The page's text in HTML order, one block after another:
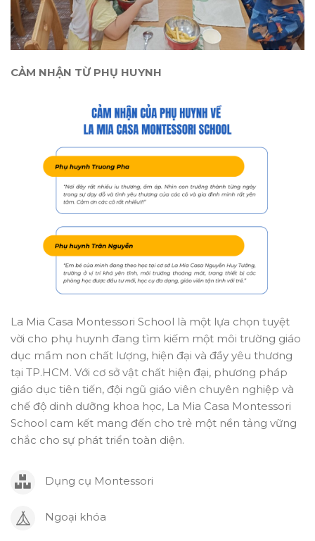
CẢM NHẬN TỪ PHỤ HUYNH
La Mia Casa Montessori School là một lựa chọn tuyệt
vời cho phụ huynh đang tìm kiếm một môi trường giáo
dục mầm non chất lượng, hiện đại và đầy yêu thương
tại TP.HCM. Với cơ sở vật chất hiện đại, phương pháp
giáo dục tiên tiến, đội ngũ giáo viên chuyên nghiệp và
chế độ dinh dưỡng khoa học, La Mia Casa Montessori
School cam kết mang đến cho trẻ một nền tảng vững
chắc cho sự phát triển toàn diện.
Dụng cụ Montessori
Ngoại khóa